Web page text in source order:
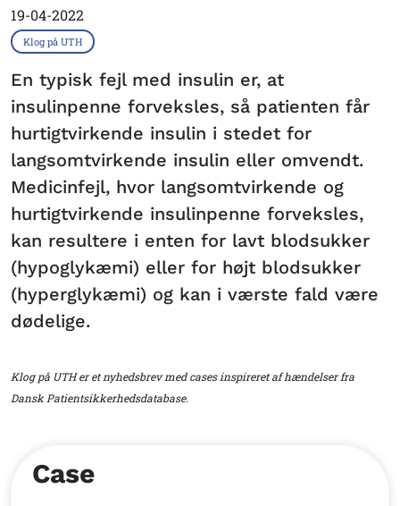
19-04-2022
Klog på UTH
En typisk fejl med insulin er, at
insulinpenne forveksles, så patienten får
hurtigtvirkende insulin i stedet for
langsomtvirkende insulin eller omvendt.
Medicinfejl, hvor langsomtvirkende og
hurtigtvirkende insulinpenne forveksles,
kan resultere i enten for lavt blodsukker
(hypoglykæmi) eller for højt blodsukker
(hyperglykæmi) og kan i værste fald være
dødelige.
Klog på UTH er et nyhedsbrev med cases inspireret af hændelser fra
Dansk Patientsikkerhedsdatabase.
Case